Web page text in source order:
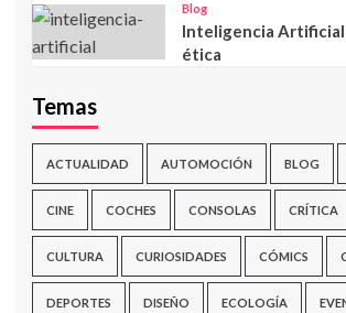
Blog
Inteligencia
ética
Temas
ACTUALIDAD AUTOMOCIÓN BLOG
CINE COCHES CONSOLAS CRÍTICA
CULTURA CURIOSIDADES CÓMICS
DEPORTES DISEÑO ECOLOGÍA